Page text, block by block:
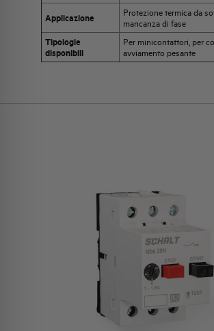
Applicazione
Protezione termica da
mancanza di fase
Tipologie
disponibili
Per minicontattori, per
avviamento pesante